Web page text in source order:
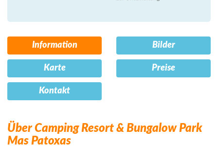
Information Bilder
Karte Preise
Kontakt
Über Camping Resort & Bungalow Park
Mas Patoxas